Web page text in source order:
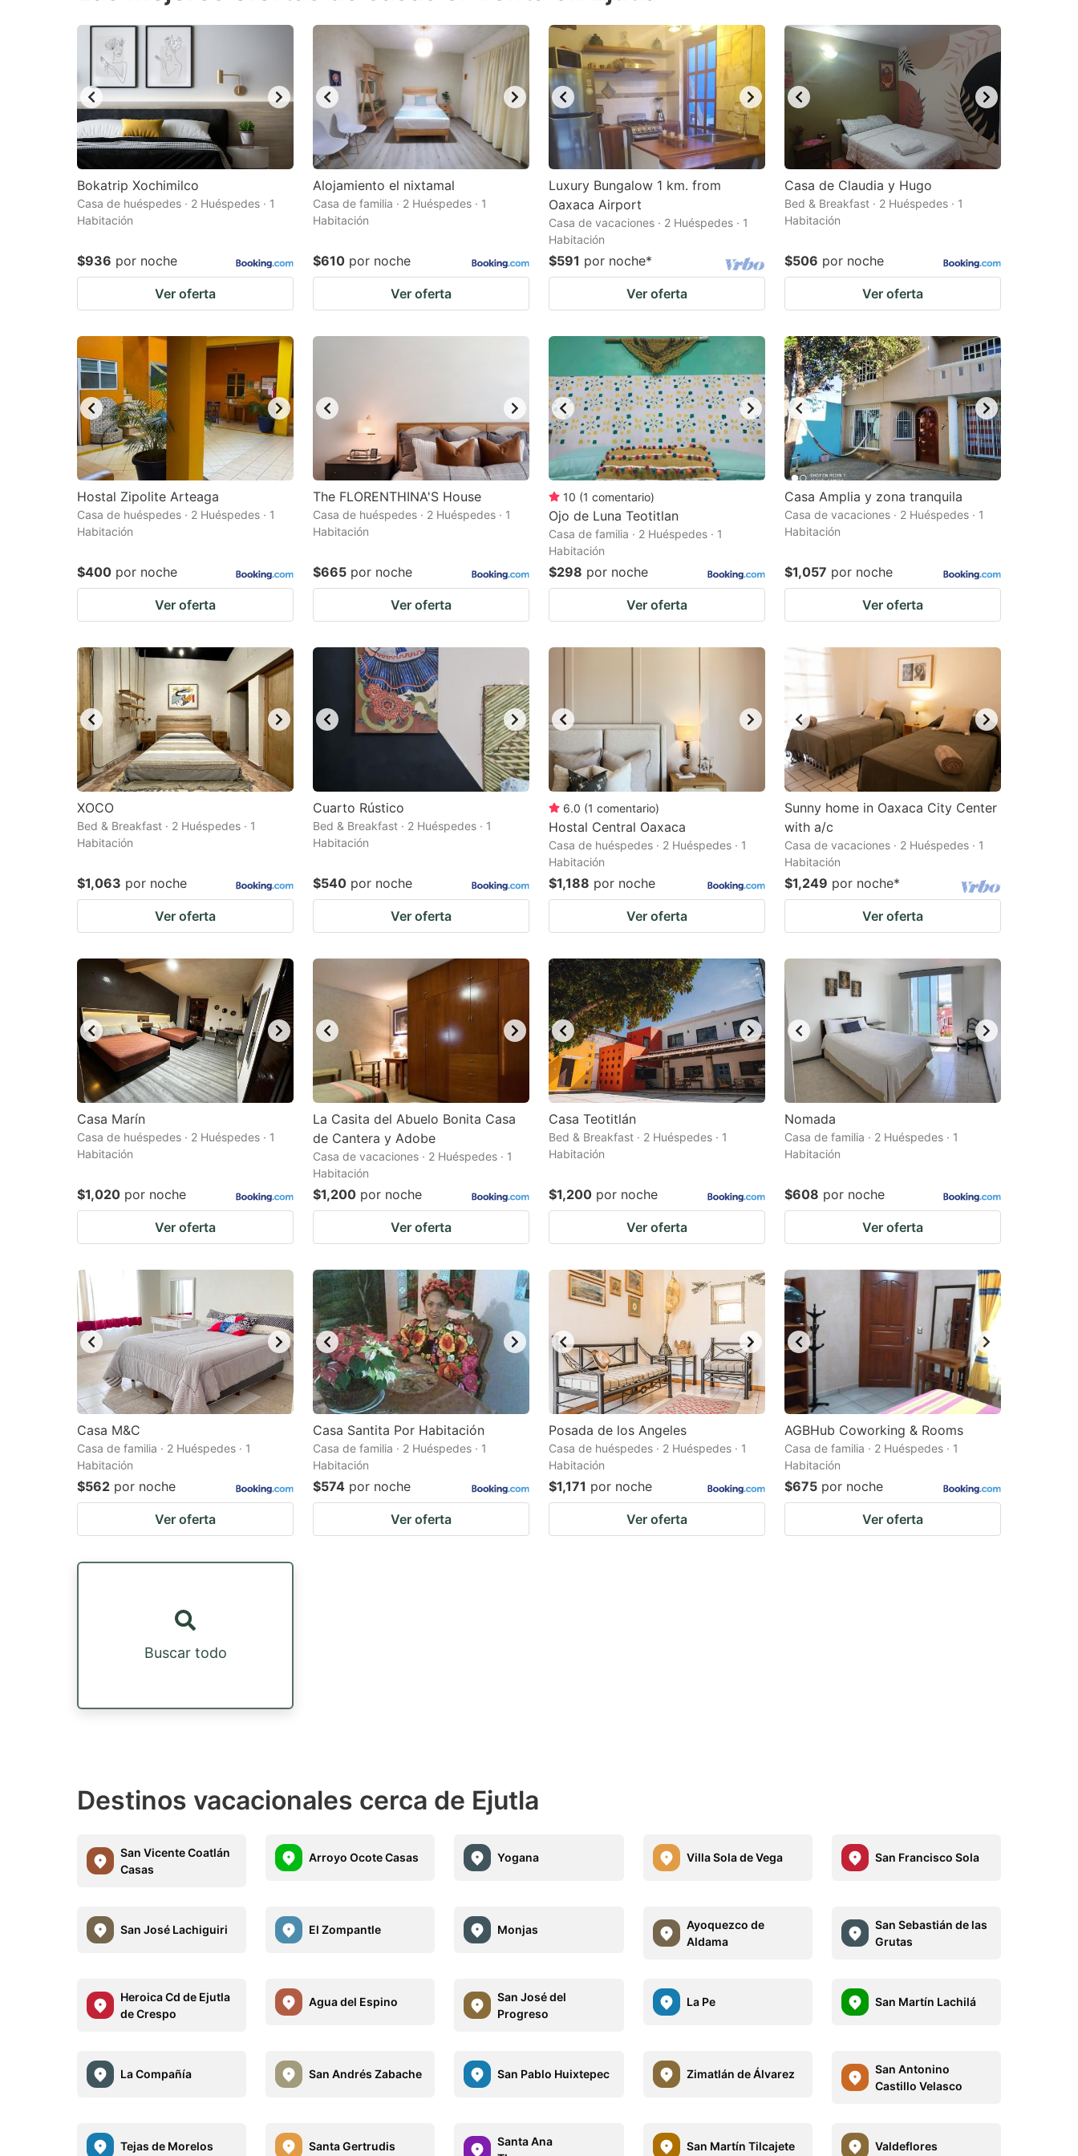
mark
key
to
get
the
keyboard
shortcuts
for
changing
dates.
mark
key
get
the
keyboard
shortcuts
for
changing
dates.
Bokatrip Xochimilco
Casa de huéspedes · 2 Huéspedes · 1
Habitación
$936 por noche
Ver oferta
Alojamiento el nixtamal
Casa de familia · 2 Huéspedes · 1
Habitación
$610 por noche
Ver oferta
Luxury Bungalow 1 km. from
Oaxaca Airport
Casa de vacaciones · 2 Huéspedes · 1
Habitación
$591 por noche*
Ver oferta
Casa de Claudia y Hugo
Bed & Breakfast · 2 Huéspedes · 1
Habitación
$506 por noche
Ver oferta
Hostal Zipolite Arteaga
Casa de huéspedes · 2 Huéspedes · 1
Habitación
$400 por noche
Ver oferta
The FLORENTHINA'S House
Casa de huéspedes · 2 Huéspedes · 1
Habitación
$665 por noche
Ver oferta
10 (1 comentario)
Ojo de Luna Teotitlan
Casa de familia · 2 Huéspedes · 1
Habitación
$298 por noche
Ver oferta
Casa Amplia y zona tranquila
Casa de vacaciones · 2 Huéspedes · 1
Habitación
$1,057 por noche
Ver oferta
XOCO
Bed & Breakfast · 2 Huéspedes · 1
Habitación
$1,063 por noche
Ver oferta
Cuarto Rústico
Bed & Breakfast · 2 Huéspedes · 1
Habitación
$540 por noche
Ver oferta
6.0 (1 comentario)
Hostal Central Oaxaca
Casa de huéspedes · 2 Huéspedes · 1
Habitación
$1,188 por noche
Ver oferta
Sunny home in Oaxaca City Center
with a/c
Casa de vacaciones · 2 Huéspedes · 1
Habitación
$1,249 por noche*
Ver oferta
Casa Marín
Casa de huéspedes · 2 Huéspedes · 1
Habitación
$1,020 por noche
Ver oferta
La Casita del Abuelo Bonita Casa
de Cantera y Adobe
Casa de vacaciones · 2 Huéspedes · 1
Habitación
$1,200 por noche
Ver oferta
Casa Teotitlán
Bed & Breakfast · 2 Huéspedes · 1
Habitación
$1,200 por noche
Ver oferta
Nomada
Casa de familia · 2 Huéspedes · 1
Habitación
$608 por noche
Ver oferta
Casa M&C
Casa de familia · 2 Huéspedes · 1
Habitación
$562 por noche
Ver oferta
Casa Santita Por Habitación
Casa de familia · 2 Huéspedes · 1
Habitación
$574 por noche
Ver oferta
Posada de los Angeles
Casa de huéspedes · 2 Huéspedes · 1
Habitación
$1,171 por noche
Ver oferta
AGBHub Coworking & Rooms
Casa de familia · 2 Huéspedes · 1
Habitación
$675 por noche
Ver oferta
Buscar todo
Destinos vacacionales cerca de Ejutla
San Vicente Coatlán
Casas
Arroyo Ocote Casas Yogana Villa Sola de Vega San Francisco Sola
San José Lachiguiri El Zompantle Monjas
Ayoquezco de
Aldama
San Sebastián de las
Grutas
Heroica Cd de Ejutla
de Crespo
Agua del Espino
San José del
Progreso
La Pe San Martín Lachilá
La Compañía San Andrés Zabache San Pablo Huixtepec Zimatlán de Álvarez
San Antonino
Castillo Velasco
Tejas de Morelos Santa Gertrudis
Santa Ana
San Martín Tilcajete Valdeflores